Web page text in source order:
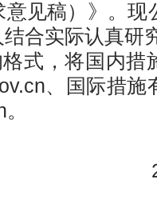
见稿）》。现
合实际认真研
式，将国内措
、国际措施